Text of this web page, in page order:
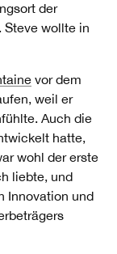
der
Steve wollte in
vor dem
weil er
Auch die
hatte,
wohl der erste
liebte, und
Innovation und